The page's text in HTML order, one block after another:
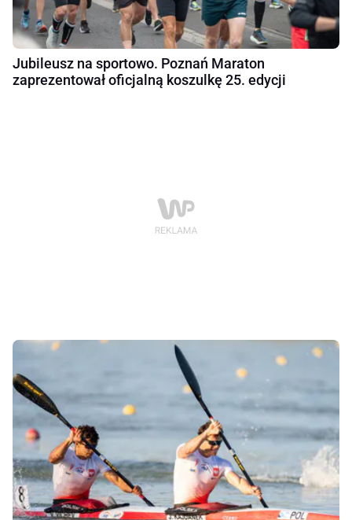
Jubileusz na sportowo. Poznań Maraton
zaprezentował oficjalną koszulkę 25. edycji